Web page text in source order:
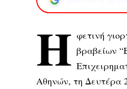
Η φετινή
βραβείων
Αθηνών, τη Δευτέρα